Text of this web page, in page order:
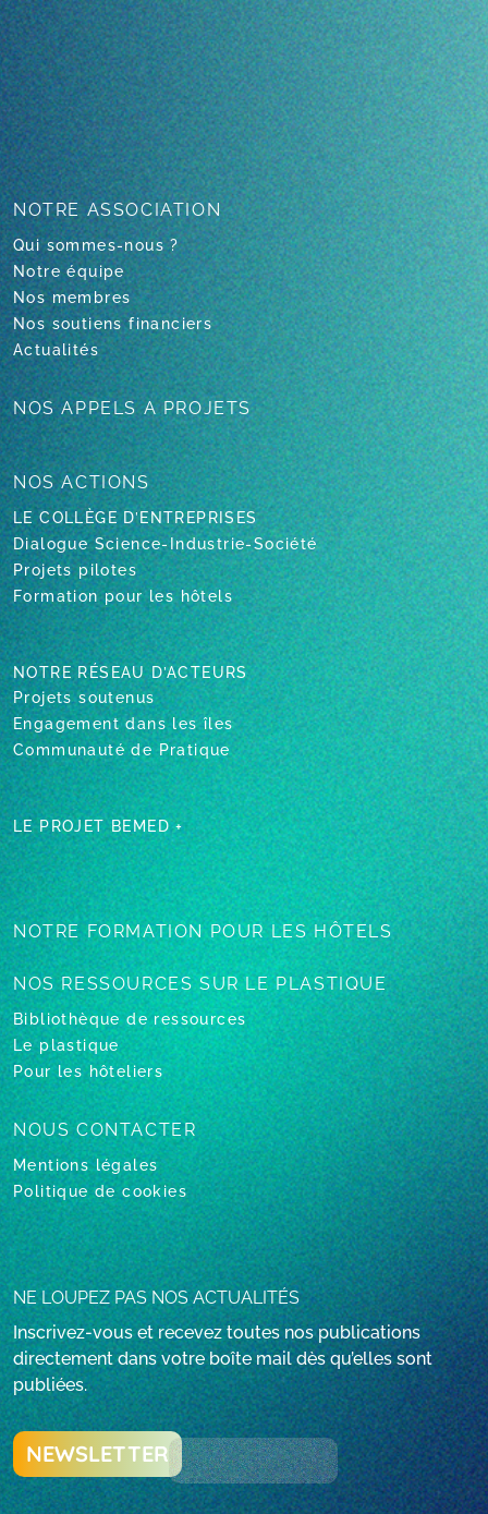
NOTREASSOCIATION
Qui sommes-nous ?
Notre équipe
Nos membres
Nos soutiens financiers
Actualités
NOS APPELSA PROJETS
NOS ACTIONS
LE COLLÈGE D’ENTREPRISES
Dialogue Science-Industrie-Société
Projets pilotes
Formation pour les hôtels
NOTRE RÉSEAU D’ACTEURS
Projets soutenus
Engagement dans les îles
Communauté de Pratique
LE PROJET BEMED +
NOTRE FORMATIONPOUR LES HÔTELS
NOS RESSOURCESSUR LE PLASTIQUE
Bibliothèque de ressources
Le plastique
Pour les hôteliers
NOUS CONTACTER
Mentions légales
Politique de cookies
NE LOUPEZ PAS NOS ACTUALITÉS
Inscrivez-vous et recevez toutes nos publications
directement dans votre boîte mail dès qu’elles sont
publiées.
NEWSLETTER